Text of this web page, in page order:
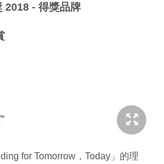
2018 - 得獎品牌
for Tomorrow，Today」的理